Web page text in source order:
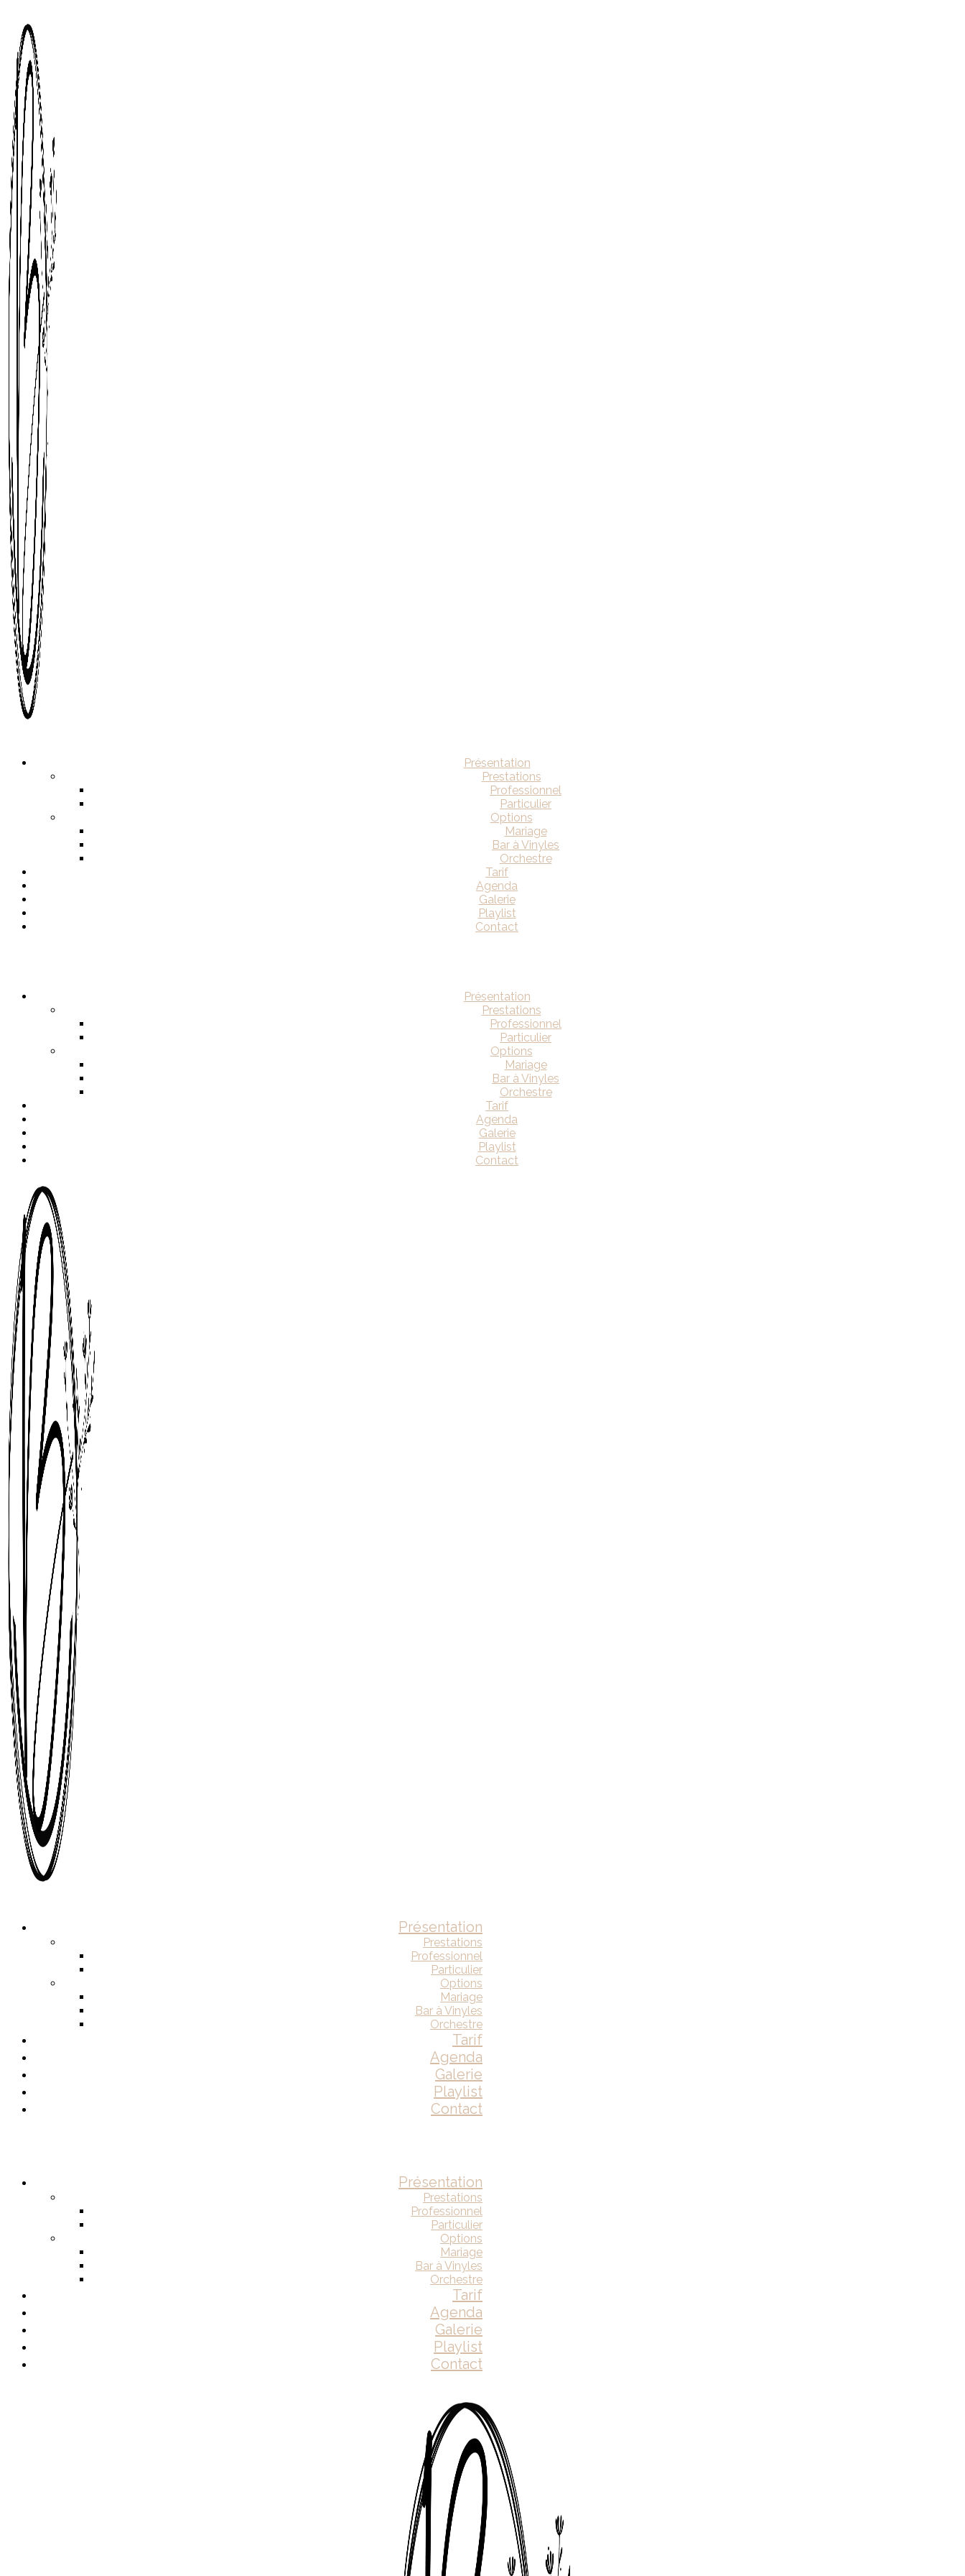
Présentation
Prestations
Professionnel
Particulier
Options
Mariage
Bar à Vinyles
Orchestre
Tarif
Agenda
Galerie
Playlist
Contact
Présentation
Prestations
Professionnel
Particulier
Options
Mariage
Bar à Vinyles
Orchestre
Tarif
Agenda
Galerie
Playlist
Contact
Présentation
Prestations
Professionnel
Particulier
Options
Mariage
Bar à Vinyles
Orchestre
Tarif
Agenda
Galerie
Playlist
Contact
Présentation
Prestations
Professionnel
Particulier
Options
Mariage
Bar à Vinyles
Orchestre
Tarif
Agenda
Galerie
Playlist
Contact